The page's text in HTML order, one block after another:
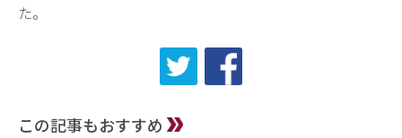
た。
この記事もおすすめ